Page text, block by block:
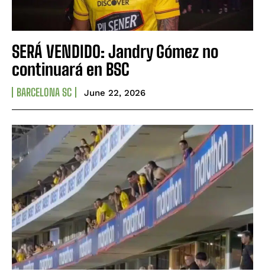
SERÁ VENDIDO: Jandry Gómez no
continuará en BSC
BARCELONA SC June 22, 2026